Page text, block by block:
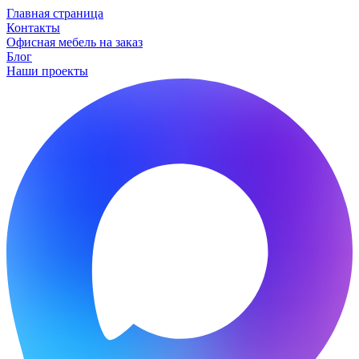
Главная страница
Контакты
Офисная мебель на заказ
Блог
Наши проекты